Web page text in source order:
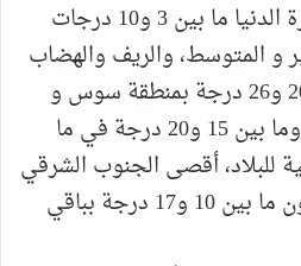
وستتراوح درجات الحرارة الدنيا ما بين 3 و10 درجات
و المتوسط، والريف والهضاب
العليا الشرقية، وما بين 20 و26 درجة بمنطقة سوس و
شمال الأقاليم الجنوبية، وما بين 15 و20 درجة في ما
للبلاد، أقصى الجنوب الشرقي
و جوار السواحل، وستكون ما بين 10 و17 درجة بباقي